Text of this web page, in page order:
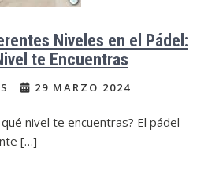
Niveles en el Pádel:
te Encuentras
29 MARZO 2024
nivel te encuentras? El pádel
[…]